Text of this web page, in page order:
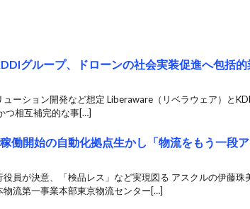
グループ、ドローンの社会実装促進へ包括的
ーション開発など想定 Liberaware（リベラウェア）と
つ相互補完的な事[…]
稼働開始の自動化拠点生かし「物流をもう一段
役員が決意、「検品レス」など実現図る アスクルの伊藤
物流第一事業本部東京物流センター[…]